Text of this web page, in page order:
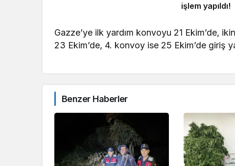
işlem yapıldı!
Gazze’ye ilk yardım konvoyu 21 Ekim’de,
23 Ekim’de, 4. konvoy ise 25 Ekim’de giriş
Benzer Haberler